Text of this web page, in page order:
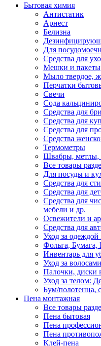
Бытовая химия
Антистатик
Арнест
Белизна
Для
Средства для
Мешки и пакеты
Мыло твердое,
Перчатки
Свечи
Сода
Средства для
Средства для
Средства для
Средства
Термометры
Швабры, метлы,
Все товары
Для посуды и
Средства для
Средства для
Средства для
мебели и др.
Освежители и
Средства для
Уход за
Фольга, Бумага,
Инвентарь для
Уход за
Палочки, диски
Уход за телом:
Бум/полотенца,
Пена монтажная
Все товары
Пена бытовая
Пена
Пена
Клей-пена